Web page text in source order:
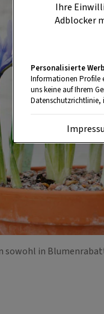
sowohl in
Ihre
Adblocker
Personalisierte
Informationen Profile
uns keine auf Ihrem
Datenschutzrichtlinie,